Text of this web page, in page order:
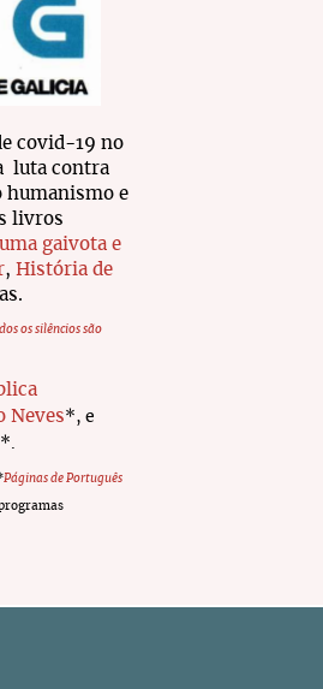
covid-19 no
luta contra
humanismo e
livros
gaivota e
, História de
os silêncios são
Neves*, e
Páginas de Português